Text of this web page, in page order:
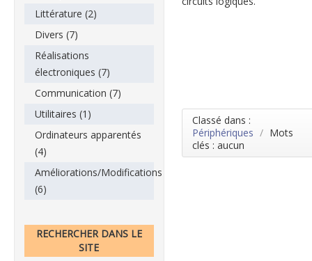
Littérature (2)
Divers (7)
Réalisations
électroniques (7)
Communication (7)
Utilitaires (1)
Ordinateurs apparentés
(4)
Améliorations/Modifications
(6)
RECHERCHER DANS LE
SITE
Classé dans :
Périphériques / Mots
clés : aucun